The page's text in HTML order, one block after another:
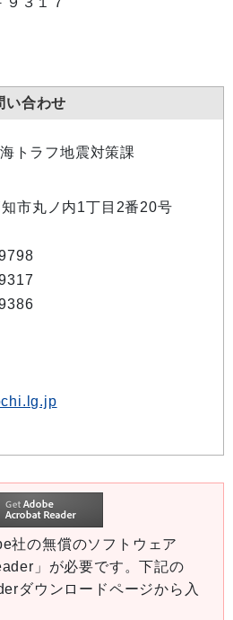
い合わせ
トラフ地震対策課
市丸ノ内1丁目2番20号
社の無償のソフトウェア
」が必要です。下記の
ダウンロードページから入